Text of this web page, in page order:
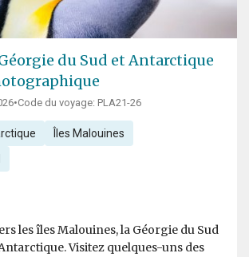
du Sud et Antarctique
•Code du voyage: PLA21-26
Îles Malouines
les îles Malouines, la Géorgie du Sud
Visitez quelques-uns des